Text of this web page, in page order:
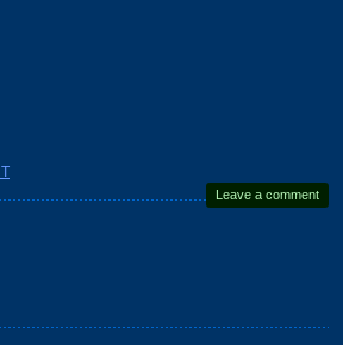
Leave a comment